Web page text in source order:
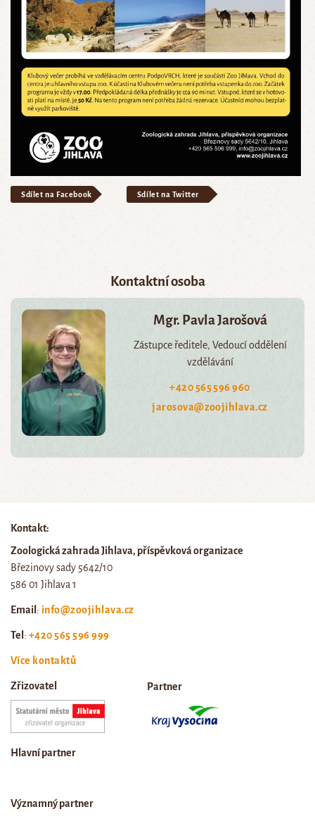
Sdílet na Facebook Sdílet na Twitter
Kontaktní osoba
Mgr. Pavla Jarošová
Zástupce ředitele, Vedoucí oddělení
vzdělávání
+420 565 596 960
jarosova@zoojihlava.cz
Kontakt:
Zoologická zahrada Jihlava, příspěvková organizace
Březinovy sady 5642/10
586 01 Jihlava 1
Email: info@zoojihlava.cz
Tel: +420 565 596 999
Více kontaktů
Zřizovatel Partner
Hlavní partner
Významný partner